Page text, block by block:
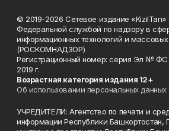
© 2019-2026 Сетевое издание «KizilTan»
Федеральной службой по надзору в
информационных технологий и
(РОСКОМНАДЗОР)
Регистрационный номер: серия Эл №
2019 г.
Возрастная категория издания 12+
Об использовании персональных данных
УЧРЕДИТЕЛИ: Агентство по печати и
информации Республики Башкортостан,